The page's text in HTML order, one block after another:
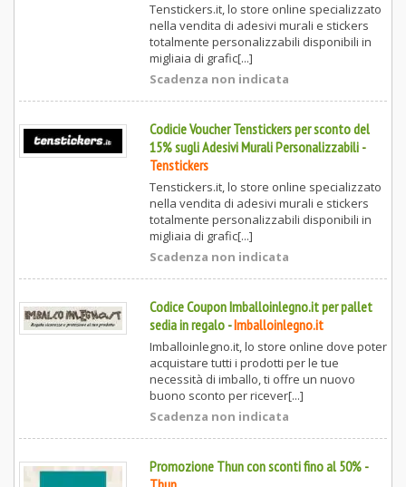
Tenstickers.it, lo store online specializzato
nella vendita di adesivi murali e stickers
totalmente personalizzabili disponibili in
migliaia di grafic[...]
Scadenza non indicata
Codicie Voucher Tenstickers per sconto del
15% sugli Adesivi Murali Personalizzabili -
Tenstickers
Tenstickers.it, lo store online specializzato
nella vendita di adesivi murali e stickers
totalmente personalizzabili disponibili in
migliaia di grafic[...]
Scadenza non indicata
Codice Coupon Imballoinlegno.it per pallet
sedia in regalo-Imballoinlegno.it
Imballoinlegno.it, lo store online dove poter
acquistare tutti i prodotti per le tue
necessità di imballo, ti offre un nuovo
buono sconto per ricever[...]
Scadenza non indicata
Promozione Thun con sconti fino al 50%-